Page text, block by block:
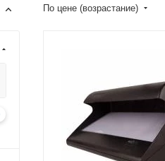
По цене (возрастание)